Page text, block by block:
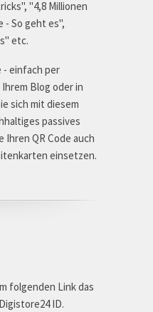
"4,8 Millionen
- So geht es",
etc.
- einfach per
Blog oder in
sich mit diesem
passives
Ihren QR Code auch
einsetzen.
folgenden Link das
ID.